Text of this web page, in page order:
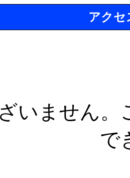
アクセ
いません
で